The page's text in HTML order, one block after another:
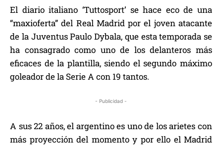
El diario italiano ‘Tuttosport’ se hace eco de una
“maxioferta” del Real Madrid por el joven atacante
de la Juventus Paulo Dybala, que esta temporada se
ha consagrado como uno de los delanteros más
eficaces de la plantilla, siendo el segundo máximo
goleador de la Serie A con 19 tantos.
- Publicidad -
A sus 22 años, el argentino es uno de los arietes con
más proyección del momento y por ello el Madrid